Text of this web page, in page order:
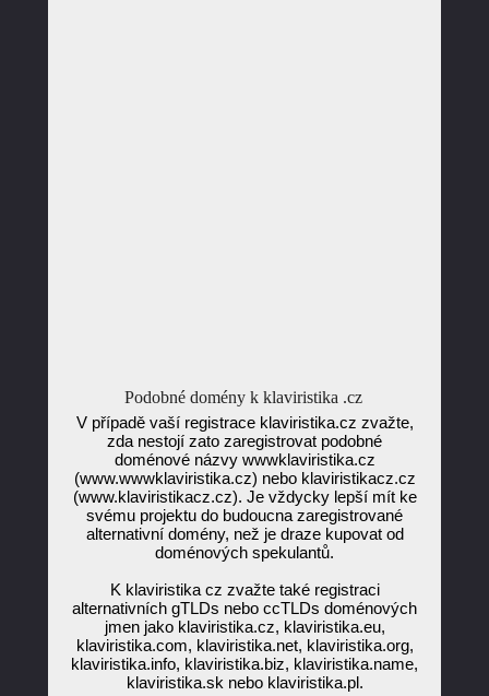
Podobné domény k klaviristika .cz
V případě vaší registrace klaviristika.cz zvažte,
zda nestojí zato zaregistrovat podobné
doménové názvy wwwklaviristika.cz
(www.wwwklaviristika.cz) nebo klaviristikacz.cz
(www.klaviristikacz.cz). Je vždycky lepší mít ke
svému projektu do budoucna zaregistrované
alternativní domény, než je draze kupovat od
doménových spekulantů.
K klaviristika cz zvažte také registraci
alternativních gTLDs nebo ccTLDs doménových
jmen jako klaviristika.cz, klaviristika.eu,
klaviristika.com, klaviristika.net, klaviristika.org,
klaviristika.info, klaviristika.biz, klaviristika.name,
klaviristika.sk nebo klaviristika.pl.